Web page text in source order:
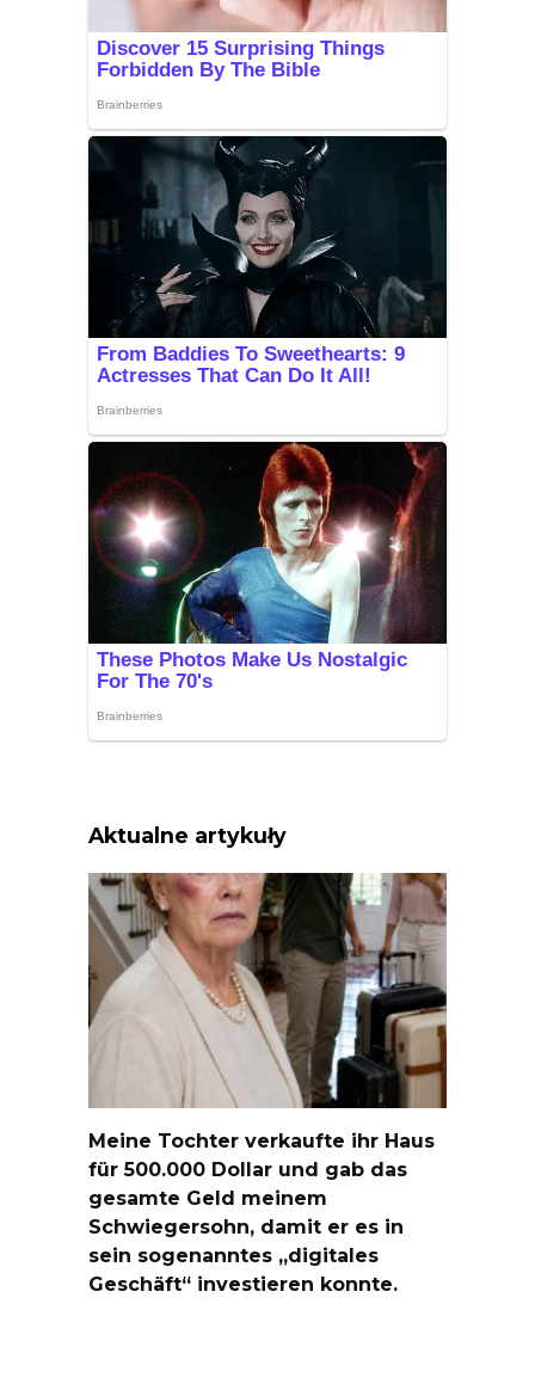
Aktualne artykuły
Meine Tochter verkaufte ihr Haus
für 500.000 Dollar und gab das
gesamte Geld meinem
Schwiegersohn, damit er es in
sein sogenanntes „digitales
Geschäft“ investieren konnte.